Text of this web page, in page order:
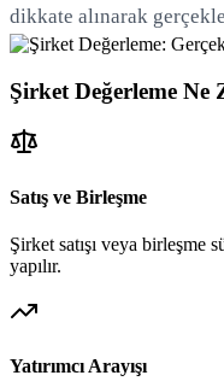
dikkate alınarak
Şirket Değerleme Ne
Satış ve Birleşme
Şirket satışı veya birleşme
yapılır.
Yatırımcı Arayışı